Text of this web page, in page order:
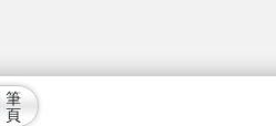
筆
頁